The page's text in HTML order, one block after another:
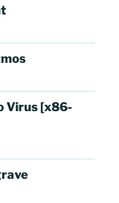
Virus [x86-